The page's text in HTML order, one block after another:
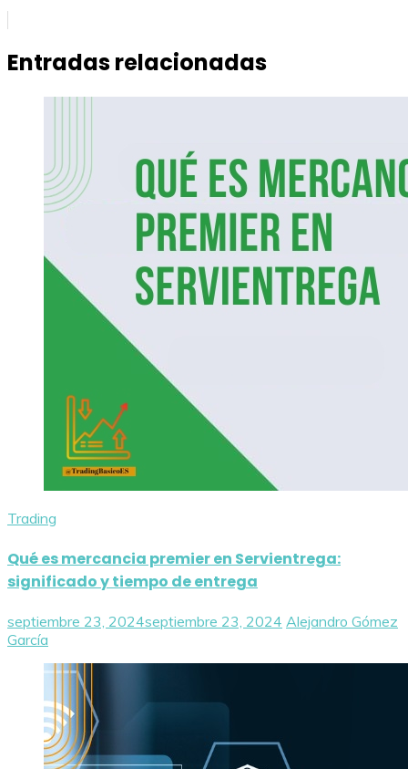
Entradas relacionadas
Trading
Qué es mercancia premier en Servientrega:
significado y tiempo de entrega
septiembre 23, 2024septiembre 23, 2024 Alejandro Gómez
García